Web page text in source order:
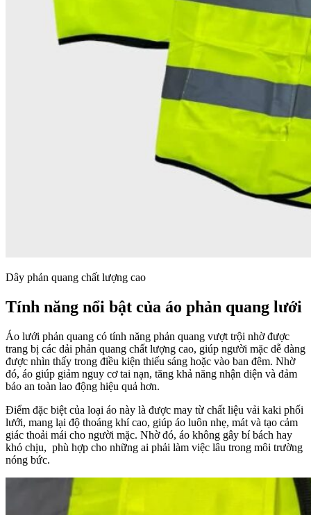
Dây phản quang chất lượng cao
Tính năng nổi bật của áo phản quang lưới
Áo lưới phản quang có tính năng phản quang vượt trội nhờ được
trang bị các dải phản quang chất lượng cao, giúp người mặc dễ dàng
được nhìn thấy trong điều kiện thiếu sáng hoặc vào ban đêm. Nhờ
đó, áo giúp giảm nguy cơ tai nạn, tăng khả năng nhận diện và đảm
bảo an toàn lao động hiệu quả hơn.
Điểm đặc biệt của loại áo này là được may từ chất liệu vải kaki phối
lưới, mang lại độ thoáng khí cao, giúp áo luôn nhẹ, mát và tạo cảm
giác thoải mái cho người mặc. Nhờ đó, áo không gây bí bách hay
khó chịu, phù hợp cho những ai phải làm việc lâu trong môi trường
nóng bức.